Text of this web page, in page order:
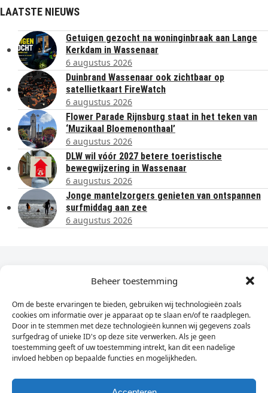
Beheer toestemming
Om de beste ervaringen te bieden, gebruiken wij technologieën zoals
cookies om informatie over je apparaat op te slaan en/of te raadplegen.
Door in te stemmen met deze technologieën kunnen wij gegevens zoals
surfgedrag of unieke ID's op deze site verwerken. Als je geen
toestemming geeft of uw toestemming intrekt, kan dit een nadelige
invloed hebben op bepaalde functies en mogelijkheden.
LAATSTE NIEUWS
Getuigen gezocht na woninginbraak aan Lange
Kerkdam in Wassenaar
6 augustus 2026
Duinbrand Wassenaar ook zichtbaar op
satellietkaart FireWatch
6 augustus 2026
Flower Parade Rijnsburg staat in het teken van
‘Muzikaal Bloemenonthaal’
6 augustus 2026
DLW wil vóór 2027 betere toeristische
bewegwijzering in Wassenaar
6 augustus 2026
Jonge mantelzorgers genieten van ontspannen
surfmiddag aan zee
6 augustus 2026
Dagelijks het laatste nieuws in je e-mail?
Vul
hier
je
e-
mailadres
in
Sign Up